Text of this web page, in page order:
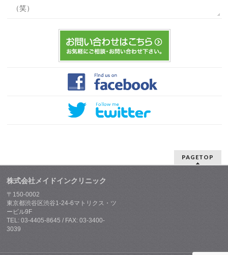
（笑）
PAGETOP
株式会社メイドインクリニック
〒150-0002
東京都渋谷区渋谷1-24-6マトリクス・ツ
ービル9F
TEL: 03-4405-8645 / FAX: 03-3400-
3039